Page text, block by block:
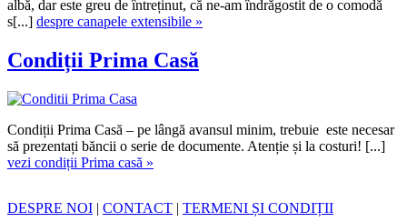
albă, dar este greu de întreținut, că ne-am îndrăgostit de o comodă
s[...] despre canapele extensibile »
Condiții Prima Casă
Condiții Prima Casă – pe lângă avansul minim, trebuie este necesar
să prezentați băncii o serie de documente. Atenție și la costuri! [...]
vezi condiții Prima casă »
DESPRE NOI | CONTACT | TERMENI ȘI CONDIȚII